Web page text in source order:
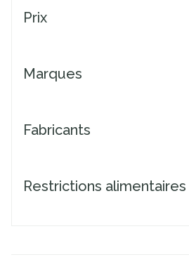
Prix
Marques
Fabricants
Restrictions alimentaires